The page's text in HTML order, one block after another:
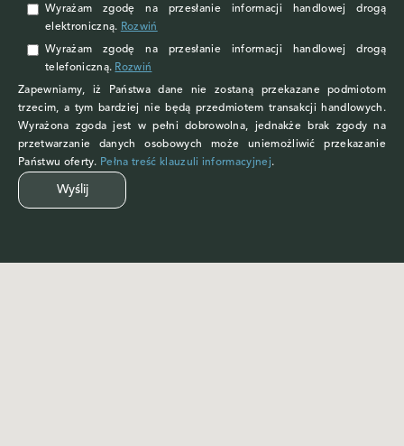
Wyrażam zgodęna przesłanie informacji handlowej drogą
elektroniczną. Rozwiń
Wyrażam zgodęna przesłanie informacji handlowej drogą
telefoniczną. Rozwiń
Zapewniamy, iż Państwa dane nie zostaną przekazane podmiotom
trzecim, a tym bardziej nie będą przedmiotem transakcji handlowych.
Wyrażona zgoda jest w pełni dobrowolna, jednakże brak zgody na
przetwarzanie danych osobowych może uniemożliwić przekazanie
Państwu oferty. Pełna treść klauzuli informacyjnej.